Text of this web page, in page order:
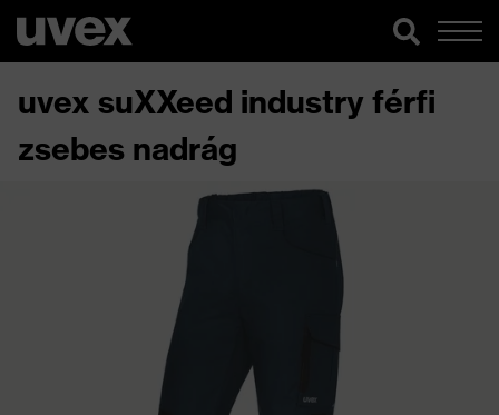
uvex suXXeed industry férfi
zsebes nadrág